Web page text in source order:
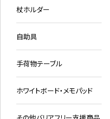
杖ホルダー
自助具
手荷物テーブル
ホワイトボード・メモパッド